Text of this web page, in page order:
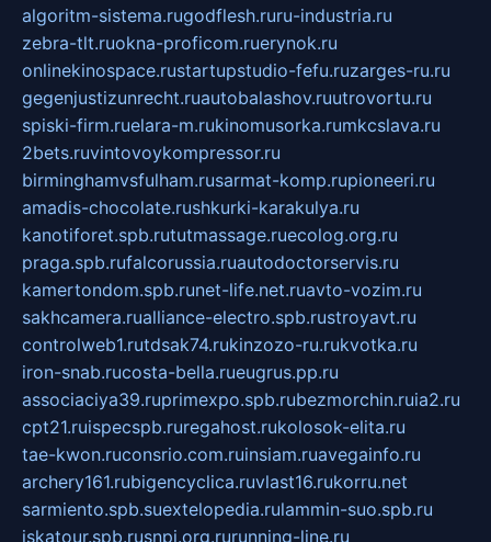
algoritm-sistema.rugodflesh.ruru-industria.ru
zebra-tlt.ruokna-proficom.ruerynok.ru
onlinekinospace.rustartupstudio-fefu.ruzarges-ru.ru
gegenjustizunrecht.ruautobalashov.ruutrovortu.ru
spiski-firm.ruelara-m.rukinomusorka.rumkcslava.ru
2bets.ruvintovoykompressor.ru
birminghamvsfulham.rusarmat-komp.rupioneeri.ru
amadis-chocolate.rushkurki-karakulya.ru
kanotiforet.spb.rututmassage.ruecolog.org.ru
praga.spb.rufalcorussia.ruautodoctorservis.ru
kamertondom.spb.runet-life.net.ruavto-vozim.ru
sakhcamera.rualliance-electro.spb.rustroyavt.ru
controlweb1.rutdsak74.rukinzozo-ru.rukvotka.ru
iron-snab.rucosta-bella.rueugrus.pp.ru
associaciya39.ruprimexpo.spb.rubezmorchin.ruia2.ru
cpt21.ruispecspb.ruregahost.rukolosok-elita.ru
tae-kwon.ruconsrio.com.ruinsiam.ruavegainfo.ru
archery161.rubigencyclica.ruvlast16.rukorru.net
sarmiento.spb.suextelopedia.rulammin-suo.spb.ru
iskatour.spb.rusnpi.org.rurunning-line.ru